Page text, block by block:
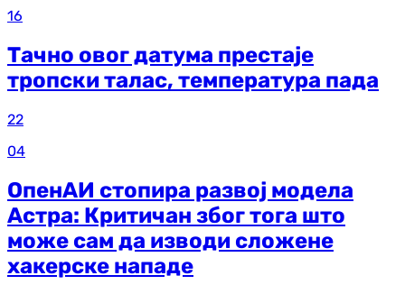
16
Тачно овог датума престаје
тропски талас, температура пада
22
04
ОпенАИ стопира развој модела
Астра: Критичан због тога што
може сам да изводи сложене
хакерске нападе